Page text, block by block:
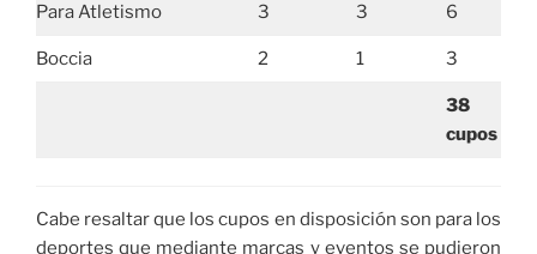
Para Atletismo 3 3 6
Boccia 2 1 3
38
cupos
Cabe resaltar que los cupos en disposición son para los
deportes que mediante marcas y eventos se pudieron